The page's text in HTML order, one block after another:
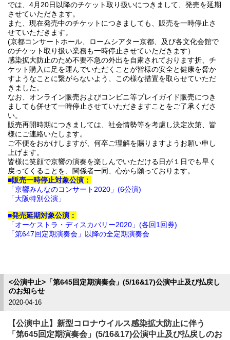
では、4月20日以降のチケット取り扱いにつきまして、発売を延期
させていただきます。
また、現在発売中のチケットにつきましても、販売を一時停止さ
せていただきます。
(京都コンサートホール、ロームシアター京都、及び各文化会館で
のチケット取り扱い業務も一時停止させていただきます）
感染拡大防止のため不要不急の外出を自粛されております折、チ
ケット購入に足を運んでいただくことが皆様の安全と健康を脅か
すようなことに繋がらないよう、この様な措置を取らせていただ
きました。
なお、オンライン販売およびコンビニ等プレイガイド販売につき
ましても併せて一時停止させていただきますことをご了承くださ
い。
販売再開時期につきましては、社会情勢等を考慮し決定次第、皆
様にご連絡いたします。
ご不便をおかけしますが、何卒ご理解を賜りますようお願い申し
上げます。
皆様に笑顔で京響の演奏を楽しんでいただける日が１日でも早く
戻ってくることを、関係者一同、心から願っております。
■販売一時停止対象公演：
「京響みんなのコンサート2020」(6公演)
「大阪特別公演」
■発売延期対象公演：
「オーケストラ・ディスカバリー2020」(各回1回券)
「第647回定期演奏会」以降の全定期演奏会
<公演中止>「第645回定期演奏会」(5/16&17)公演中止及び払戻し
のお知らせ
2020-04-16
【公演中止】新型コロナウイルス感染拡大防止に伴う
「第645回定期演奏会」(5/16&17)公演中止及び払戻しのお